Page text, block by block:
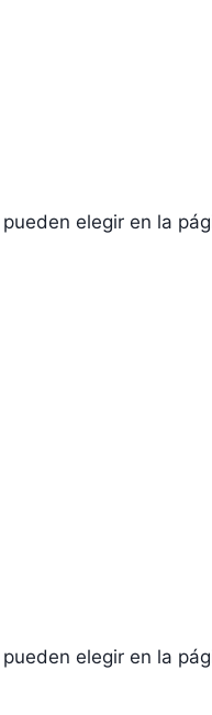
elegir en la
elegir en la